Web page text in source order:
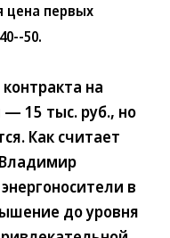
цена первых
50.
на
— 15 тыс. руб., но
Как считает
в
до уровня